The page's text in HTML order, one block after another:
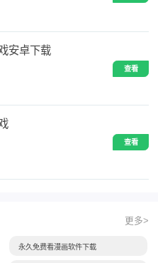
安卓下载
查看
查看
更多>
永久免费看漫画软件下载